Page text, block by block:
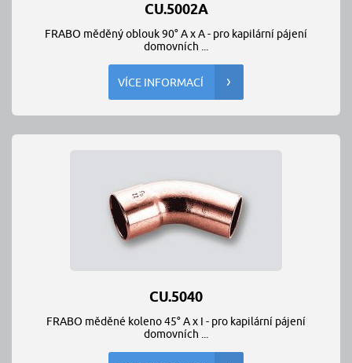
CU.5002A
FRABO měděný oblouk 90° A x A - pro kapilární pájení
domovních ...
VÍCE INFORMACÍ
CU.5040
FRABO měděné koleno 45° A x I - pro kapilární pájení
domovních ...